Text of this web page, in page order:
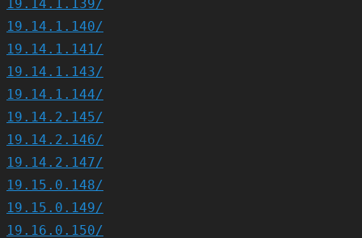
19.14.1.139/
19.14.1.140/
19.14.1.141/
19.14.1.143/
19.14.1.144/
19.14.2.145/
19.14.2.146/
19.14.2.147/
19.15.0.148/
19.15.0.149/
19.16.0.150/